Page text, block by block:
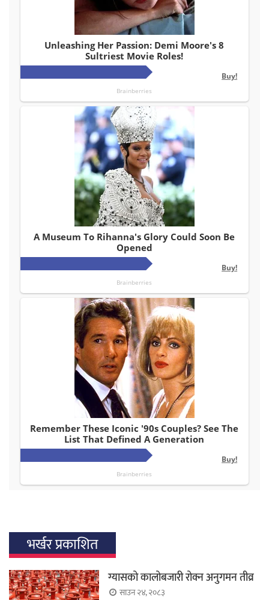
भर्खर प्रकाशित
ग्यासको कालोबजारी रोक्न अनुगमन तीव्र
साउन २४, २०८३